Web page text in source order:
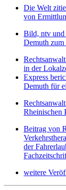
Die Welt
von
Bild, ntv und
Demuth
in der
Express
Demuth für
Rheinischen
Beitrag von
der
weitere